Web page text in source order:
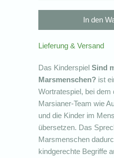
Lieferung & Versand
Das KinderspielSind
Marsmenschen? ist
Wortratespiel, bei
Marsianer-Team wie
und die Kinder im
übersetzen. Das
Marsmenschen
kindgerechte Begriffe